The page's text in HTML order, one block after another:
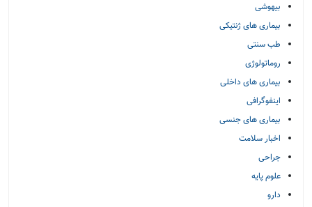
بیهوشی
بیماری های ژنتیکی
طب سنتی
روماتولوژی
بیماری های داخلی
اینفوگرافی
بیماری های جنسی
اخبار سلامت
جراحی
علوم پایه
دارو